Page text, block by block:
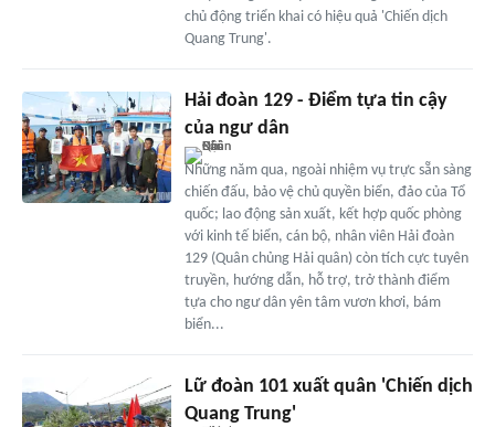
chủ động triển khai có hiệu quả 'Chiến dịch
Quang Trung'.
Hải đoàn 129 - Điểm tựa tin cậy
của ngư dân
Những năm qua, ngoài nhiệm vụ trực sẵn sàng
chiến đấu, bảo vệ chủ quyền biển, đảo của Tổ
quốc; lao động sản xuất, kết hợp quốc phòng
với kinh tế biển, cán bộ, nhân viên Hải đoàn
129 (Quân chủng Hải quân) còn tích cực tuyên
truyền, hướng dẫn, hỗ trợ, trở thành điểm
tựa cho ngư dân yên tâm vươn khơi, bám
biển...
Lữ đoàn 101 xuất quân 'Chiến dịch
Quang Trung'